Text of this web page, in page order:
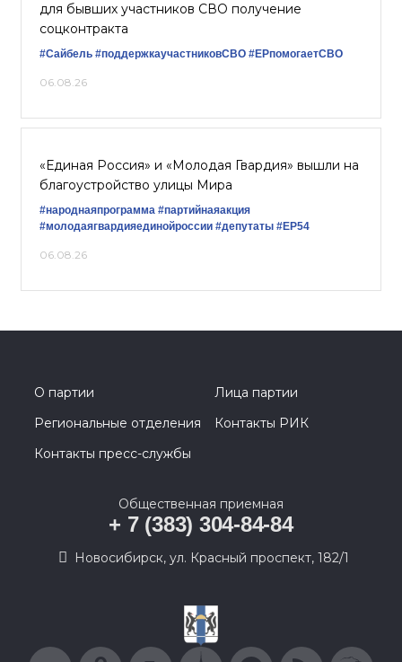
для бывших участников СВО получение
соцконтракта
#Сайбель #поддержкаучастниковСВО #ЕРпомогаетСВО
06.08.26
«Единая Россия» и «Молодая Гвардия» вышли на
благоустройство улицы Мира
#народнаяпрограмма #партийнаяакция
#молодаягвардияединойроссии #депутаты #ЕР54
06.08.26
О партии
Лица партии
Региональные отделения
Контакты РИК
Контакты пресс-службы
Общественная приемная
+ 7 (383) 304-84-84
Новосибирск, ул. Красный проспект, 182/1